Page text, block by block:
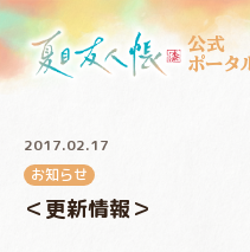
公式
ポータ
2017.02.17
お知らせ
＜更新情報＞